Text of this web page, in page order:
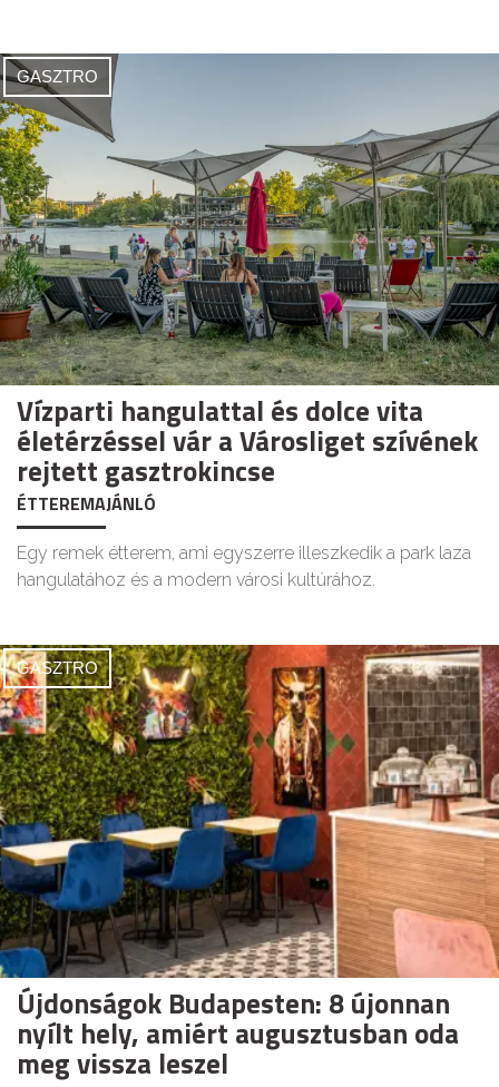
GASZTRO
Vízparti hangulattal és dolce vita
életérzéssel vár a Városliget szívének
rejtett gasztrokincse
ÉTTEREMAJÁNLÓ
Egy remek étterem, ami egyszerre illeszkedik a park laza
hangulatához és a modern városi kultúrához.
GASZTRO
Újdonságok Budapesten: 8 újonnan
nyílt hely, amiért augusztusban oda
meg vissza leszel